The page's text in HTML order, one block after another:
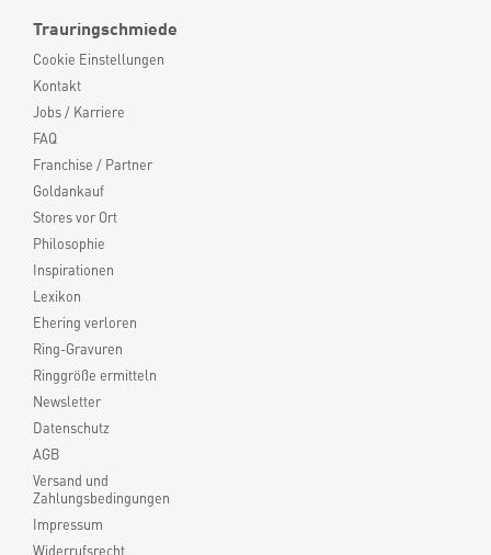
Trauringschmiede
Cookie Einstellungen
Kontakt
Jobs / Karriere
FAQ
Franchise / Partner
Goldankauf
Stores vor Ort
Philosophie
Inspirationen
Lexikon
Ehering verloren
Ring-Gravuren
Ringgröße ermitteln
Newsletter
Datenschutz
AGB
Versand und
Zahlungsbedingungen
Impressum
Widerrufsrecht